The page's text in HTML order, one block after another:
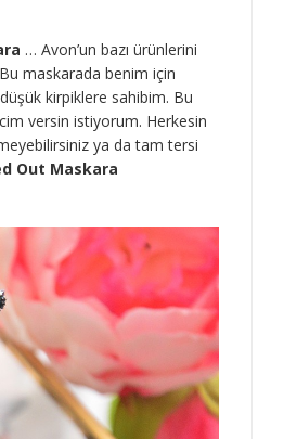
… Avon’un bazı ürünlerini
maskarada benim için
kirpiklere sahibim. Bu
versin istiyorum. Herkesin
ya da tam tersi
Out Maskara